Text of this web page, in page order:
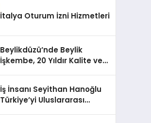
İtalya Oturum İzni Hizmetleri
Beylikdüzü’nde Beylik
İşkembe, 20 Yıldır Kalite ve
İş İnsanı Seyithan Hanoğlu
Türkiye’yi Uluslararası